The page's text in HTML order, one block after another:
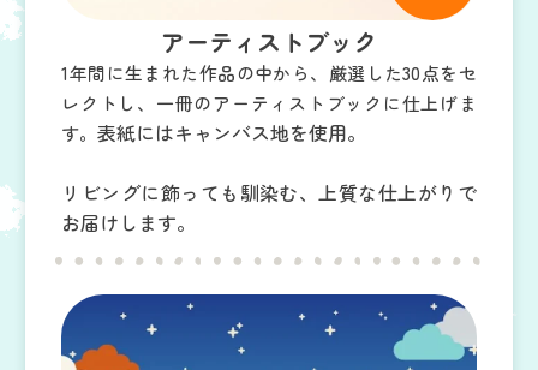
アーティストブック
1年間に生まれた作品の中から、厳選した30点をセ
レクトし、一冊のアーティストブックに仕上げま
す。表紙にはキャンバス地を使用。
リビングに飾っても馴染む、上質な仕上がりで
お届けします。